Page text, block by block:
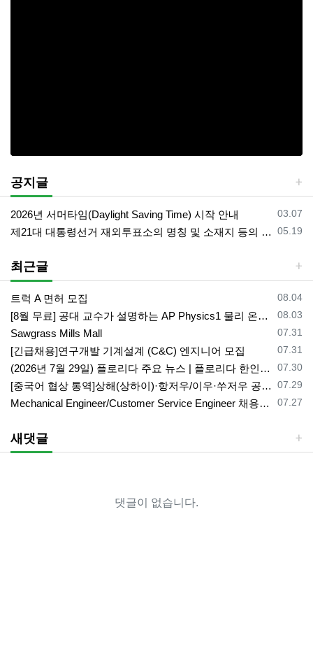
공지글
등록일
03.07
2026년 서머타임(Daylight Saving Time) 시작 안내
등록일
05.19
제21대 대통령선거 재외투표소의 명칭 및 소재지 등의 공고/올랜도 제외 투표소
최근글
등록일
08.04
트럭 A 면허 모집
등록일
08.03
[8월 무료] 공대 교수가 설명하는 AP Physics1 물리 온라인 강의
등록일
07.31
Sawgrass Mills Mall
등록일
07.31
[긴급채용]연구개발 기계설계 (C&C) 엔지니어 모집
등록일
07.30
(2026년 7월 29일) 플로리다 주요 뉴스 | 플로리다 한인 닷컴
등록일
07.29
[중국어 협상 통역]상해(상하이)·항저우/이우·쑤저우 공급·제조 업체,공장 미팅 & 전시회 한중 원어민 프리랜서 비즈니스 통역사
등록일
07.27
Mechanical Engineer/Customer Service Engineer 채용중입니다.
새댓글
댓글이 없습니다.